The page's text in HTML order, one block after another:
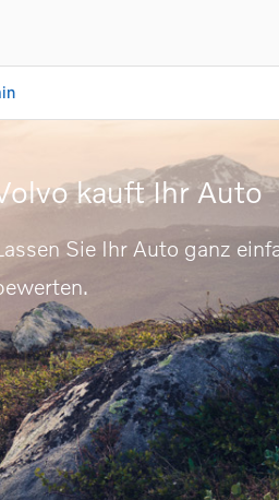
kauft Ihr Auto
Sie Ihr Auto ganz